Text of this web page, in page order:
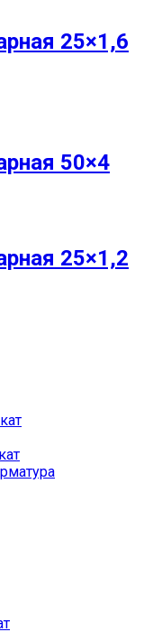
25×1,6
50×4
25×1,2